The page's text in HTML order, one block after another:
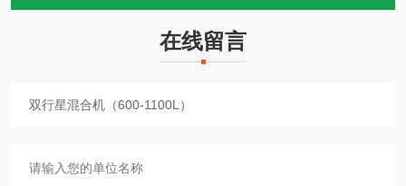
在线留言